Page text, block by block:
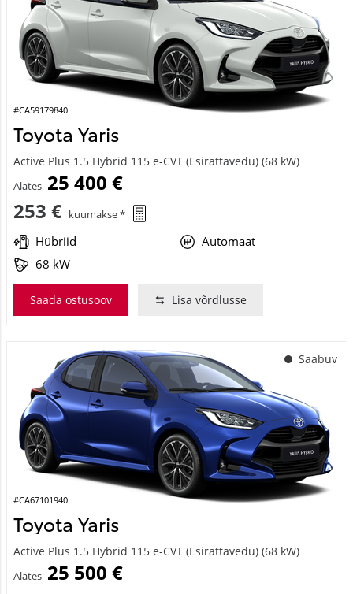
#CA59179840
Toyota Yaris
Active Plus 1.5 Hybrid 115 e-CVT (Esirattavedu) (68 kW)
Alates 25 400 €
253 € kuumakse *
Hübriid
Automaat
68 kW
Saada ostusoov Lisa võrdlusse
Saabuv
#CA67101940
Toyota Yaris
Active Plus 1.5 Hybrid 115 e-CVT (Esirattavedu) (68 kW)
Alates 25 500 €